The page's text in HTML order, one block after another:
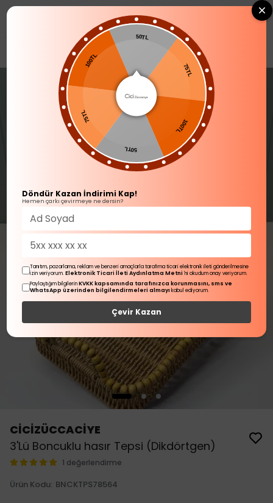
0
BANYO AKSESUARLARI
CİCİZÜCCACİYE
3'Lü Boncuklu hasır Tepsi (Dikdörtgen)
1 değerlendirme
Ürün Kodu: BNCKTPS78564
50TL
75TL
100TL
50TL
75TL
100TL
Döndür Kazan İndirimi Kap!
Hemen çarkı çevirmeye ne dersin?
Tanıtım, pazarlama, reklam ve benzeri amaçlarla tarafıma ticari elektronik ileti gönderilmesine
izin veriyorum.Elektronik Ticari İleti Aydınlatma Metni 'ni okudum onay veriyorum.
Paylaştığım bilgilerinKVKK kapsamında tarafınızca korunmasını, sms ve
WhatsApp üzerinden bilgilendirmeleri almayı kabul ediyorum.
Çevir Kazan